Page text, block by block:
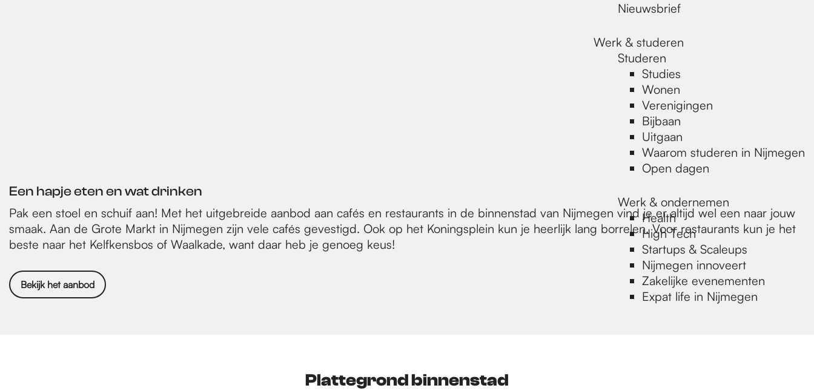
Nieuwsbrief
Werk & studeren
Studeren
Studies
Wonen
Verenigingen
Bijbaan
Uitgaan
Waarom studeren in Nijmegen
Open dagen
Werk & ondernemen
Health
High Tech
Startups & Scaleups
Nijmegen innoveert
Zakelijke evenementen
Expat life in Nijmegen
Een hapje eten en wat drinken
Pak een stoel en schuif aan! Met het uitgebreide aanbod aan cafés en restaurants in de binnenstad van Nijmegen vind je er altijd wel een naar jouw
smaak. Aan de Grote Markt in Nijmegen zijn vele cafés gevestigd. Ook op het Koningsplein kun je heerlijk lang borrelen. Voor restaurants kun je het
beste naar het Kelfkensbos of Waalkade, want daar heb je genoeg keus!
Bekijk het aanbod
Plattegrond binnenstad